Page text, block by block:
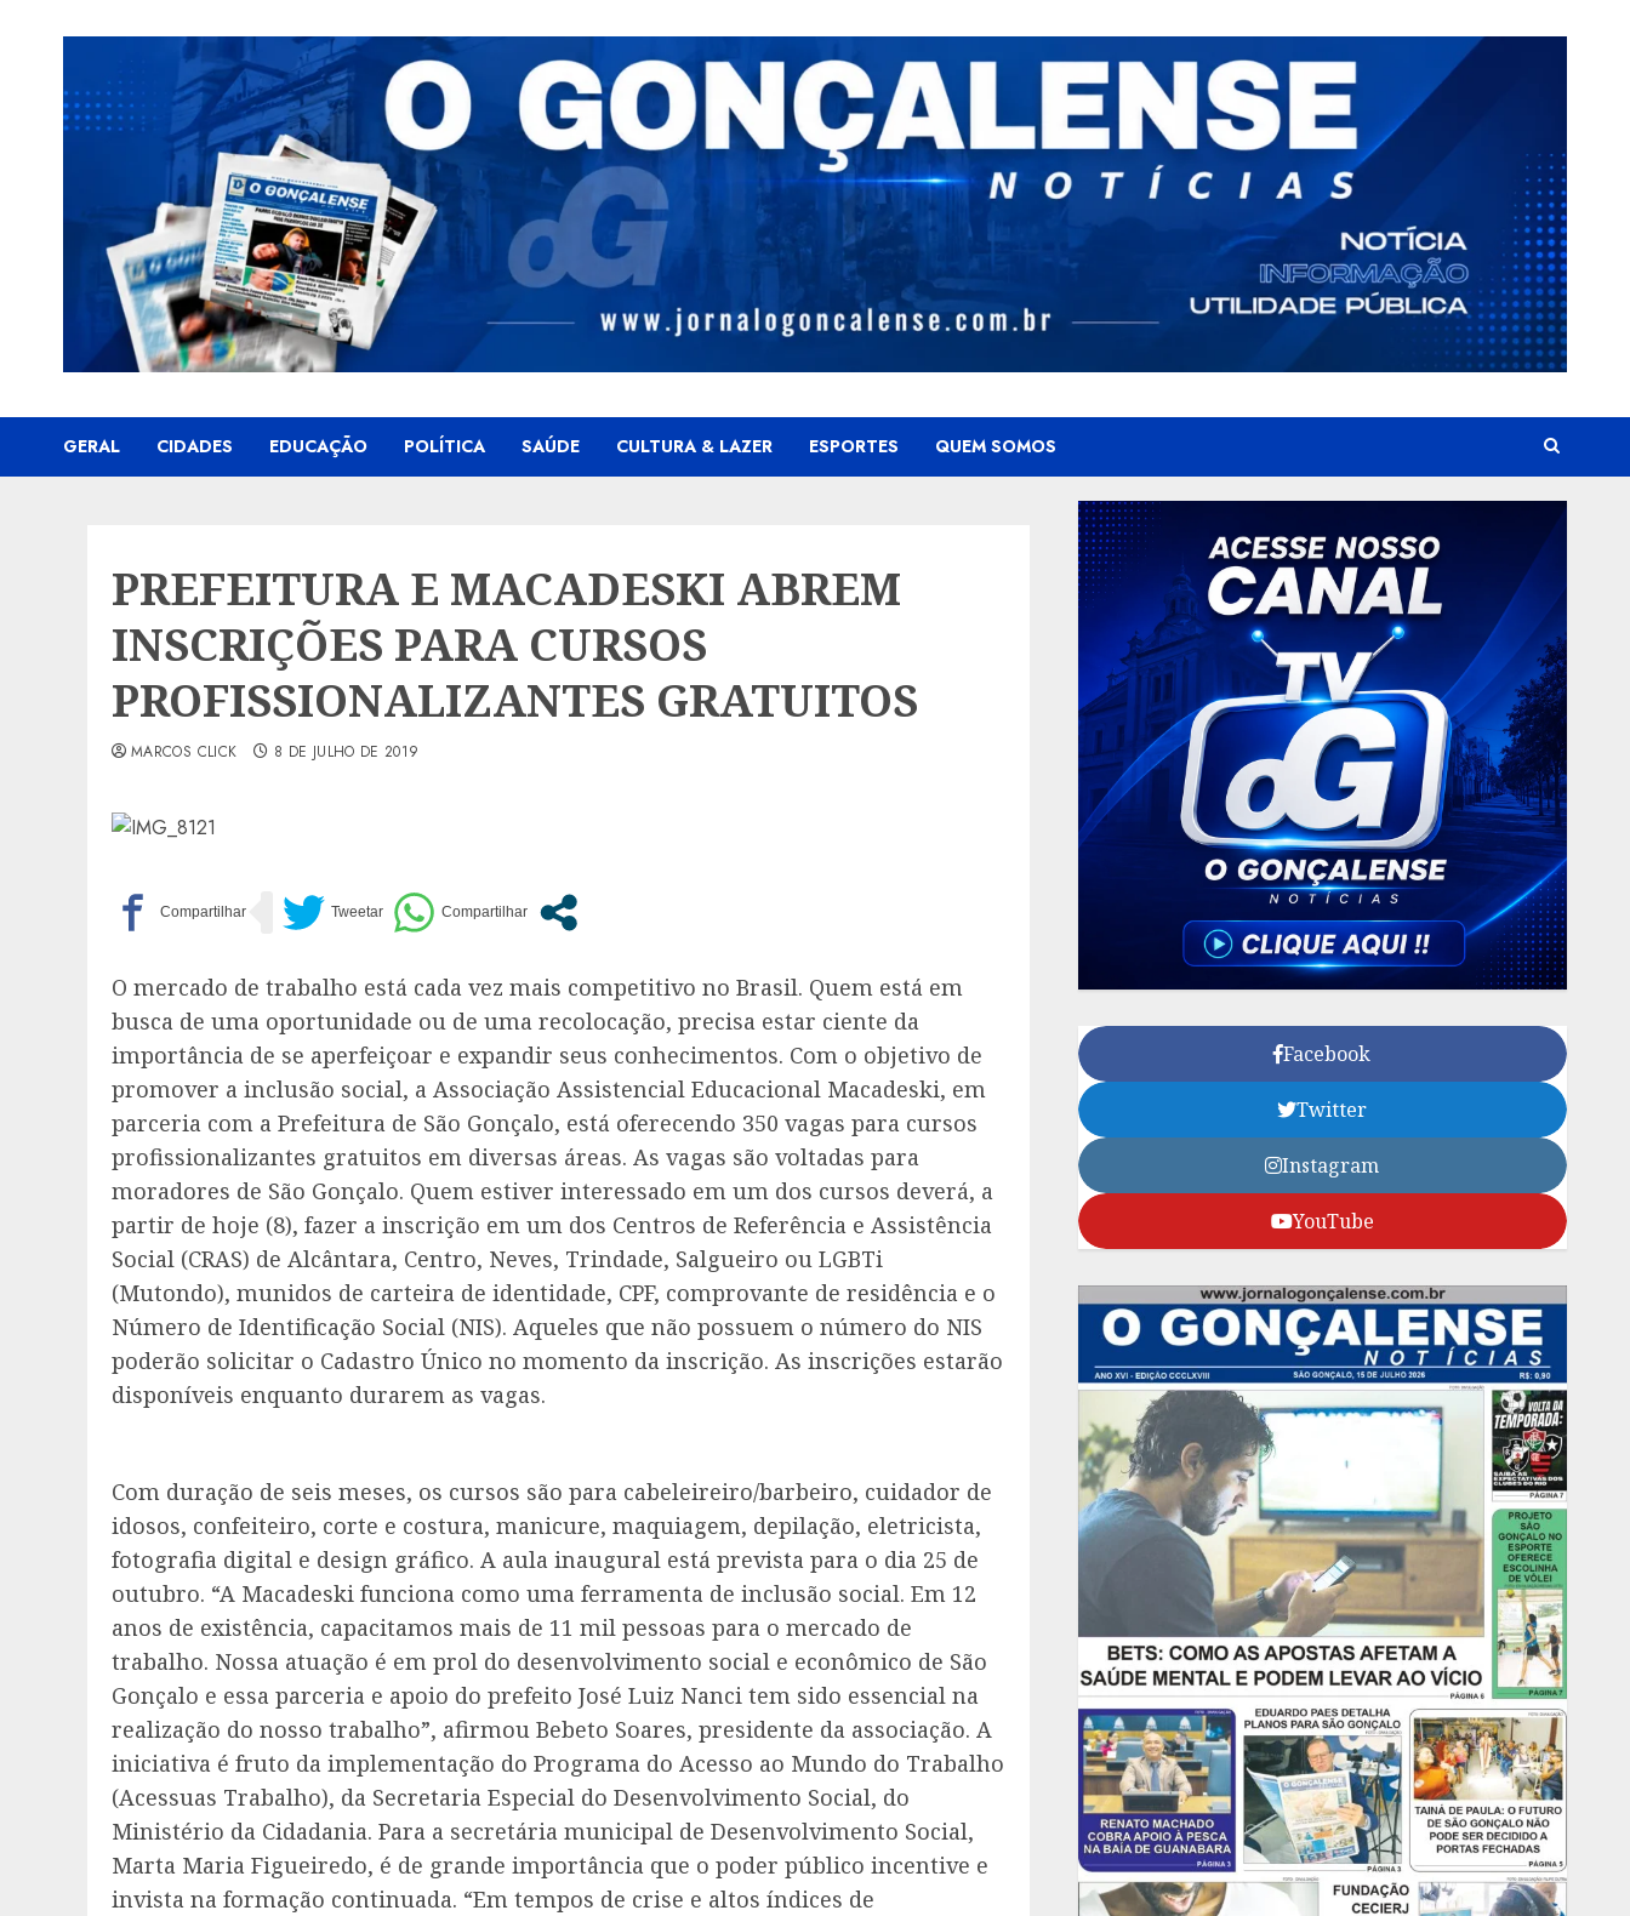
GERAL CIDADES EDUCAÇÃO POLÍTICA SAÚDE CULTURA & LAZER ESPORTES QUEM SOMOS
PREFEITURA E MACADESKI ABREM
INSCRIÇÕES PARA CURSOS
PROFISSIONALIZANTES GRATUITOS
MARCOS CLICK 8 DE JULHO DE 2019
O mercado de trabalho está cada vez mais competitivo no Brasil. Quem está em
busca de uma oportunidade ou de uma recolocação, precisa estar ciente da
importância de se aperfeiçoar e expandir seus conhecimentos. Com o objetivo de
promover a inclusão social, a Associação Assistencial Educacional Macadeski, em
parceria com a Prefeitura de São Gonçalo, está oferecendo 350 vagas para cursos
profissionalizantes gratuitos em diversas áreas. As vagas são voltadas para
moradores de São Gonçalo. Quem estiver interessado em um dos cursos deverá, a
partir de hoje (8), fazer a inscrição em um dos Centros de Referência e Assistência
Social (CRAS) de Alcântara, Centro, Neves, Trindade, Salgueiro ou LGBTi
(Mutondo), munidos de carteira de identidade, CPF, comprovante de residência e o
Número de Identificação Social (NIS). Aqueles que não possuem o número do NIS
poderão solicitar o Cadastro Único no momento da inscrição. As inscrições estarão
disponíveis enquanto durarem as vagas.
Com duração de seis meses, os cursos são para cabeleireiro/barbeiro, cuidador de
idosos, confeiteiro, corte e costura, manicure, maquiagem, depilação, eletricista,
fotografia digital e design gráfico. A aula inaugural está prevista para o dia 25 de
outubro. “A Macadeski funciona como uma ferramenta de inclusão social. Em 12
anos de existência, capacitamos mais de 11 mil pessoas para o mercado de
trabalho. Nossa atuação é em prol do desenvolvimento social e econômico de São
Gonçalo e essa parceria e apoio do prefeito José Luiz Nanci tem sido essencial na
realização do nosso trabalho”, afirmou Bebeto Soares, presidente da associação. A
iniciativa é fruto da implementação do Programa do Acesso ao Mundo do Trabalho
(Acessuas Trabalho), da Secretaria Especial do Desenvolvimento Social, do
Ministério da Cidadania. Para a secretária municipal de Desenvolvimento Social,
Marta Maria Figueiredo, é de grande importância que o poder público incentive e
invista na formação continuada. “Em tempos de crise e altos índices de
Facebook
Twitter
Instagram
YouTube